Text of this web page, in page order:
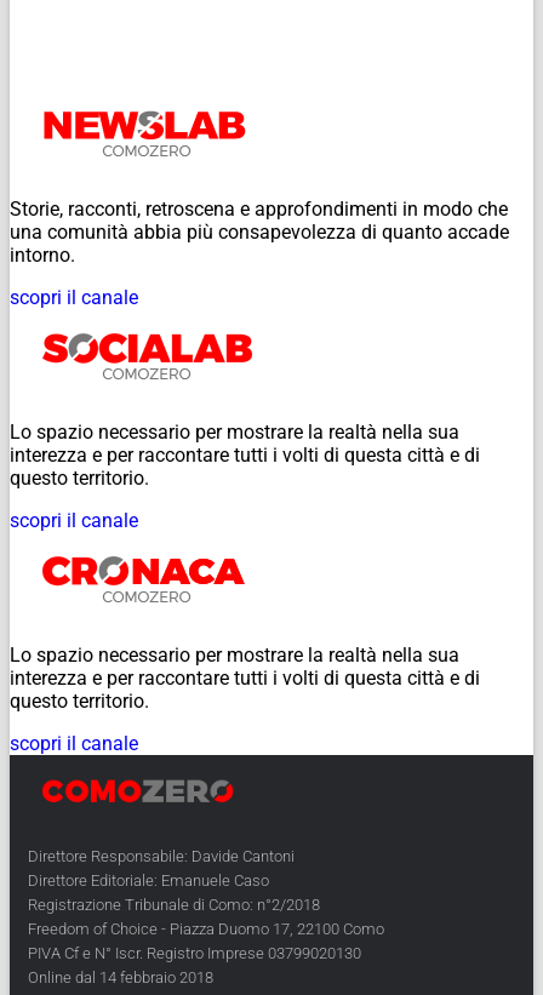
Storie, racconti, retroscena e approfondimenti in modo che
una comunità abbia più consapevolezza di quanto accade
intorno.
scopri il canale
Lo spazio necessario per mostrare la realtà nella sua
interezza e per raccontare tutti i volti di questa città e di
questo territorio.
scopri il canale
Lo spazio necessario per mostrare la realtà nella sua
interezza e per raccontare tutti i volti di questa città e di
questo territorio.
scopri il canale
Direttore Responsabile: Davide Cantoni
Direttore Editoriale: Emanuele Caso
Registrazione Tribunale di Como: n°2/2018
Freedom of Choice - Piazza Duomo 17, 22100 Como
PIVA Cf e N° Iscr. Registro Imprese 03799020130
Online dal 14 febbraio 2018